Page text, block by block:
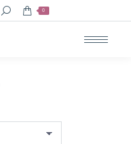
Search: 0